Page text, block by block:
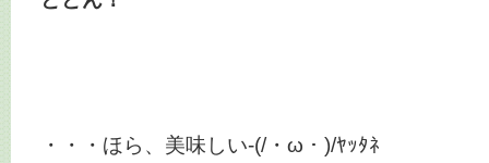
・・・ほら、美味しい-(/・ω・)/ﾔｯﾀﾈ